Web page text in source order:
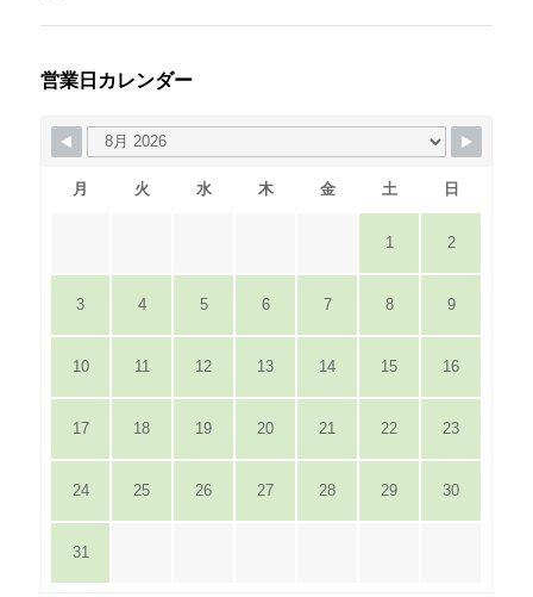
営業日カレンダー
月 火 水 木 金 土 日
1 2
3 4 5 6 7 8 9
10 11 12 13 14 15 16
17 18 19 20 21 22 23
24 25 26 27 28 29 30
31